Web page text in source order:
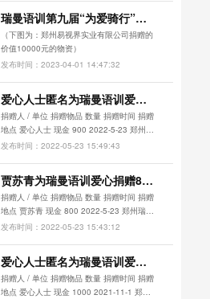
公示如下，以表达我们对各...
瑞曼语训第九届“为爱骑行”活
动爱心企业捐赠公示
（下图为：郑州易视界实业有限公司捐赠的
价值10000元的物资）
发布时间：2023-04-01 14:47:32
爱心人士匿名为瑞曼语训爱心
捐赠900元
捐赠人 / 单位 捐赠物品 数量 捐赠时间 捐赠
地点 爱心人士 现金 900 2022-5-23 郑州瑞
曼...
发布时间：2022-05-23 15:49:43
贾苏青为瑞曼语训爱心捐赠800
元
捐赠人 / 单位 捐赠物品 数量 捐赠时间 捐赠
地点 贾苏青 现金 800 2022-5-23 郑州瑞曼
语...
发布时间：2022-05-23 15:43:12
爱心人士匿名为瑞曼语训爱心
捐赠1000元
捐赠人 / 单位 捐赠物品 数量 捐赠时间 捐赠
地点 爱心人士 现金 1000 2021-11-1 郑州